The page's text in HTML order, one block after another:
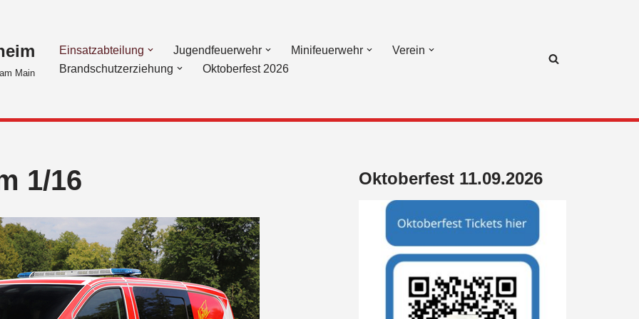
am Main
Einsatzabteilung Jugendfeuerwehr Minifeuerwehr
Verein
Brandschutzerziehung
Oktoberfest 2026
1/16 Oktoberfest 11.09.2026